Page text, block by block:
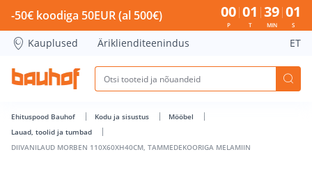
DIIVANILAUD MORBEN 110X60XH40CM,
-50€ koodiga 50EUR (al 500€) 00
P
01
T
39
MIN
01
S
Kauplused Äriklienditeenindus ET
Ehituspood Bauhof Kodu ja sisustus
Mööbel
Lauad, toolid ja tumbad
DIIVANILAUD MORBEN 110X60XH40CM, TAMMEDEKOORIGA MELAMIIN